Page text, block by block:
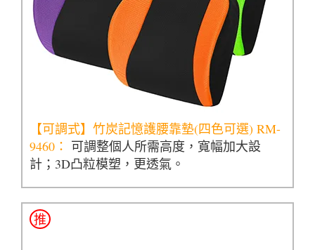
【可調式】竹炭記憶護腰靠墊(四色可選) RM-
9460： 可調整個人所需高度，寬幅加大設
計；3D凸粒模塑，更透氣。
推